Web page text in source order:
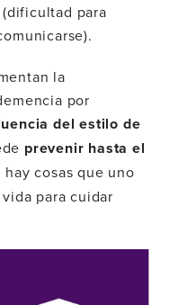
para
la
por
del estilo de
prevenir hasta el
hay cosas que uno
para cuidar